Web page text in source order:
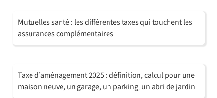
Mutuelles santé : les différentes taxes qui touchent les
assurances complémentaires
Taxe d’aménagement 2025 : définition, calcul pour une
maison neuve, un garage, un parking, un abri de jardin